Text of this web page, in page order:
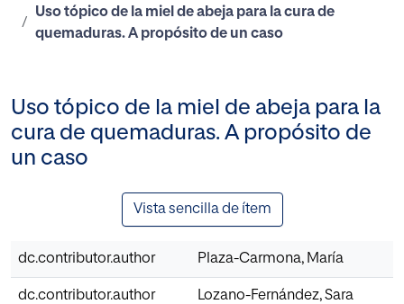
Uso tópico de la miel de abeja para la cura de
quemaduras. A propósito de un caso
Uso tópico de la miel de abeja para la
cura de quemaduras. A propósito de
un caso
Vista sencilla de ítem
dc.contributor.author Plaza-Carmona, María
dc.contributor.author Lozano-Fernández, Sara